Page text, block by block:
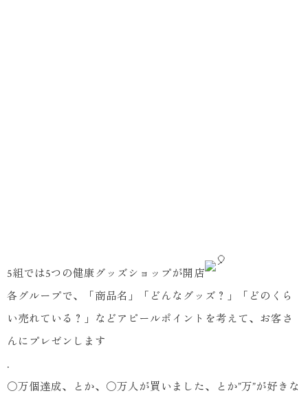
5組では5つの健康グッズショップが開店
各グループで、「商品名」「どんなグッズ？」「どのくら
い売れている？」などアピールポイントを考えて、お客さ
んにプレゼンします
.
〇万個達成、とか、〇万人が買いました、とか”万”が好きな